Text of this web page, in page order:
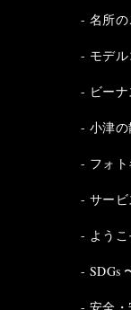
名所
モデル
ビー
小津の
フォ
サー
よう
SDGs